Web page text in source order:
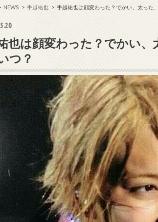
NEWS 手越祐也 手越祐也は顔変わった？でかい、太った
也は顔変わった？でかい
つ？